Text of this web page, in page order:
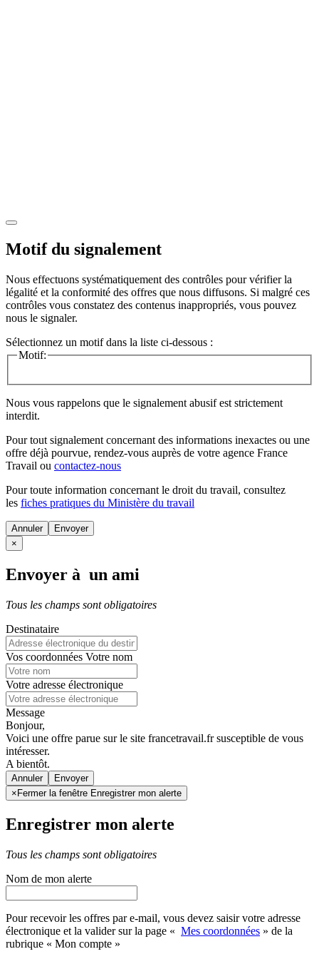
Motif du signalement
Nous effectuons systématiquement des contrôles pour vérifier la
légalité et la conformité des offres que nous diffusons. Si malgré ces
contrôles vous constatez des contenus inappropriés, vous pouvez
nous le signaler.
Sélectionnez un motif dans la liste ci-dessous :
Motif:
Nous vous rappelons que le signalement abusif est strictement
interdit.
Pour tout signalement concernant des informations inexactes ou une
offre déjà pourvue, rendez-vous auprès de votre agence France
Travail ou contactez-nous
Pour toute information concernant le droit du travail, consultez
les fiches pratiques du Ministère du travail
Annuler
×
Envoyer à un ami
Tous les champs sont obligatoires
Destinataire
Vos coordonnées Votre nom
Votre adresse électronique
Message
Bonjour,
Voici une offre parue sur le site francetravail.fr susceptible de vous
intéresser.
A bientôt.
Annuler
× Fermer la fenêtre Enregistrer mon alerte
Enregistrer mon alerte
Tous les champs sont obligatoires
Nom de mon alerte
Pour recevoir les offres par e-mail, vous devez saisir votre adresse
électronique et la valider sur la page « Mes coordonnées » de la
rubrique « Mon compte »